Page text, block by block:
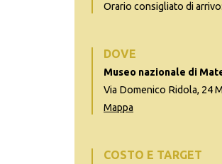
Orario consigliato di
DOVE
Museo nazionale di
Via Domenico Ridola, 24
Mappa
COSTO E TARGET